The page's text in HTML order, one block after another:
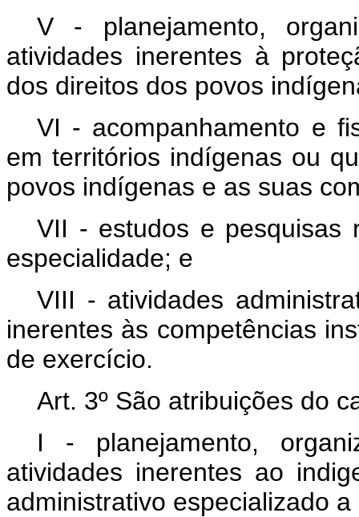
V - planejamento,
atividades inerentes à
dos direitos dos povos
VI - acompanhamento e
em territórios indígenas ou
povos indígenas e as suas
VII - estudos e pesquisas
especialidade; e
VIII - atividades
inerentes às competências
de exercício.
Art. 3º São atribuições do
I - planejamento,
atividades inerentes ao
administrativo especializado